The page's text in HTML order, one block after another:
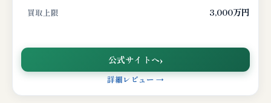
買取上限 3,000万円
公式サイトへ
詳細レビュー →